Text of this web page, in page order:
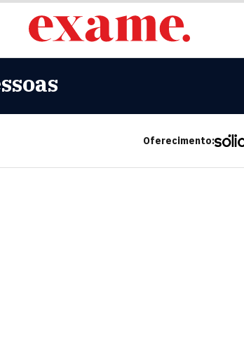
Oferecimento: